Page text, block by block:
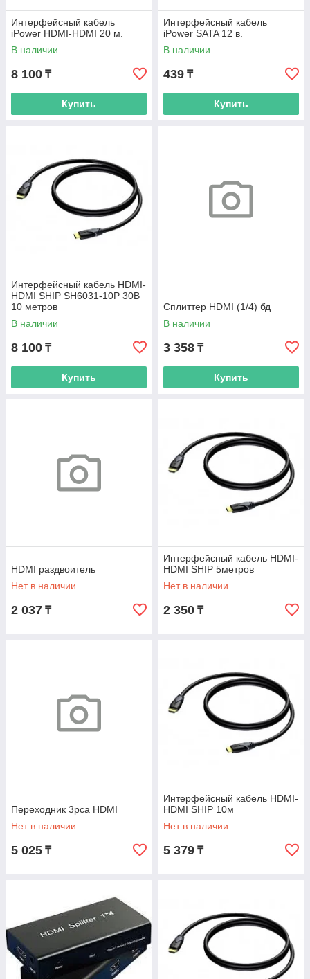
Интерфейсный кабель
iPower HDMI-HDMI 20 м.
В наличии
8 100 ₸
Купить
Интерфейсный кабель
iPower SATA 12 в.
В наличии
439 ₸
Купить
Интерфейсный кабель HDMI-
HDMI SHIP SH6031-10P 30В
10 метров
В наличии
8 100 ₸
Купить
Сплиттер HDMI (1/4) бд
В наличии
3 358 ₸
Купить
HDMI раздвоитель
Нет в наличии
2 037 ₸
Интерфейсный кабель HDMI-
HDMI SHIP 5метров
Нет в наличии
2 350 ₸
Переходник 3рса HDMI
Нет в наличии
5 025 ₸
Интерфейсный кабель HDMI-
HDMI SHIP 10м
Нет в наличии
5 379 ₸